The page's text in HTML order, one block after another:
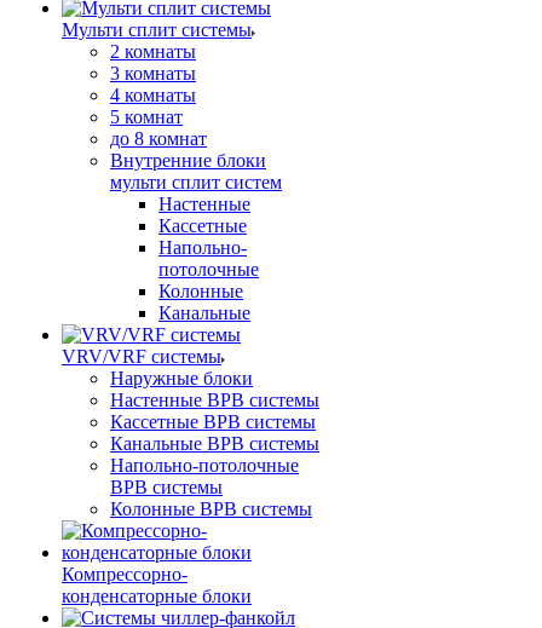
Мульти сплит системы
2 комнаты
3 комнаты
4 комнаты
5 комнат
до 8 комнат
Внутренние блоки
мульти сплит систем
Настенные
Кассетные
Напольно-
потолочные
Колонные
Канальные
VRV/VRF системы
Наружные блоки
Настенные ВРВ системы
Кассетные ВРВ системы
Канальные ВРВ системы
Напольно-потолочные
ВРВ системы
Колонные ВРВ системы
Компрессорно-
конденсаторные блоки